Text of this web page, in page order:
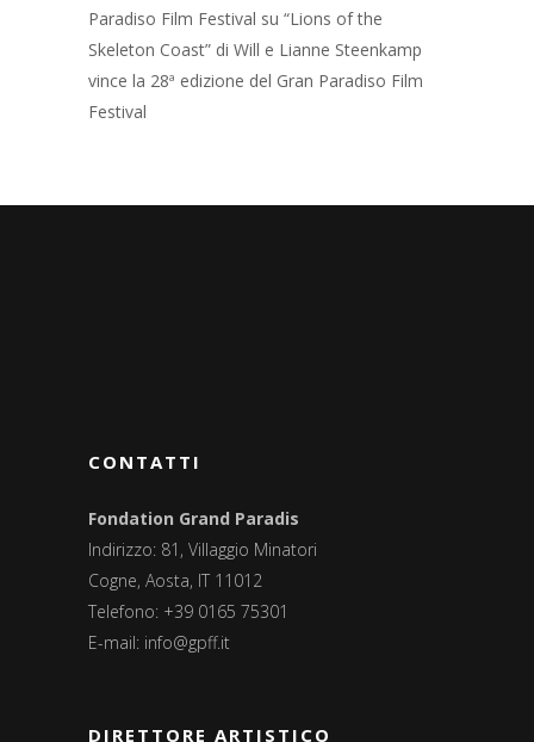
Paradiso Film Festival su “Lions of the
Skeleton Coast” di Will e Lianne Steenkamp
vince la 28ª edizione del Gran Paradiso Film
Festival
CONTATTI
Fondation Grand Paradis
Indirizzo: 81, Villaggio Minatori
Cogne, Aosta, IT 11012
Telefono: +39 0165 75301
E-mail: info@gpff.it
DIRETTORE ARTISTICO